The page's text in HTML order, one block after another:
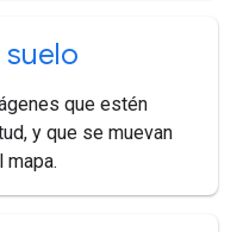
que estén
y que se muevan
mapa.